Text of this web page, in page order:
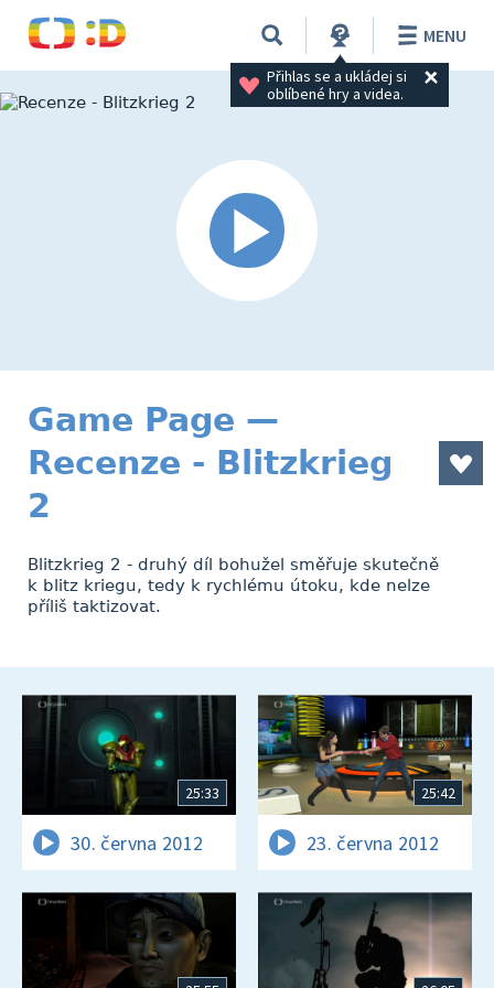
Přihlas se a ukládej si
oblíbené hry a videa.
MENU
Game Page —
Recenze - Blitzkrieg
2
Blitzkrieg 2 - druhý díl bohužel směřuje skutečně
k blitz kriegu, tedy k rychlému útoku, kde nelze
příliš taktizovat.
25:33
30. června 2012
25:42
23. června 2012